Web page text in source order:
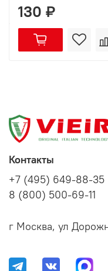
130 ₽
Контакты
+7 (495) 649-88-35
8 (800) 500-69-11
г Москва, ул